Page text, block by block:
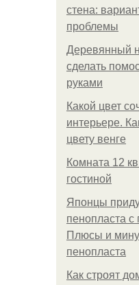
стена:
проблемы
Деревянный
сделать
руками
Какой цвет
интерьере.
цвету венге
Комната 12
гостиной
Японцы
пенопласта с
Плюсы и
пенопласта
Как строят